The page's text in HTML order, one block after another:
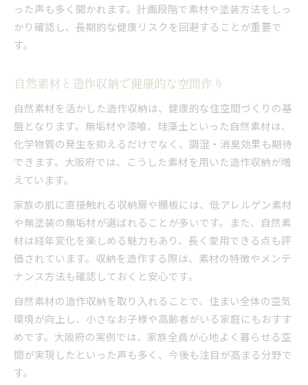
った声も多く聞かれます。計画段階で素材や塗装方法をしっ
かり確認し、長期的な健康リスクを回避することが重要で
す。
自然素材と造作収納で健康的な空間作り
自然素材を活かした造作収納は、健康的な住空間づくりの基
盤となります。無垢材や漆喰、珪藻土といった自然素材は、
化学物質の発生を抑えるだけでなく、調湿・消臭効果も期待
できます。大阪府では、こうした素材を用いた造作収納が増
えています。
家族の肌に直接触れる収納扉や棚板には、低アレルゲン素材
や無塗装の無垢材が選ばれることが多いです。また、自然素
材は経年変化を楽しめる魅力もあり、長く愛用できる点も評
価されています。収納を造作する際は、素材の特徴やメンテ
ナンス方法も確認しておくと安心です。
自然素材の造作収納を取り入れることで、住まい全体の空気
環境が向上し、小さなお子様や高齢者がいる家庭にもおすす
めです。大阪府の実例では、家族全員が心地よく暮らせる空
間が実現したといった声も多く、今後も注目が高まる分野で
す。